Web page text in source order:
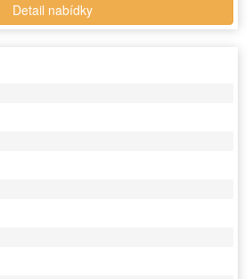
Detail nabídky